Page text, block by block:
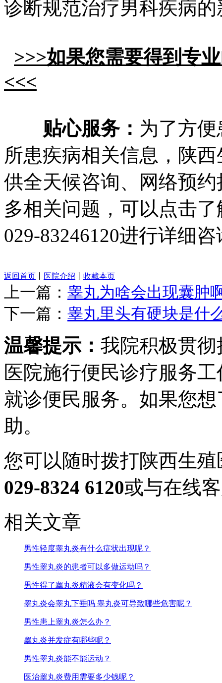
诊断规范治疗男科疾病
>>>如果您需要得到专
<<<
贴心服务： 为了方
所患疾病相关信息，陕
供全天候咨询、网络预
多相关问题，可以点击
029-83246120进行详细
返回首页 医院介绍 收藏本页
上一篇： 睾丸为啥会出现囊肿
下一篇： 睾丸里头有硬块是什
温馨提示： 我院积极贯
医院施行便民诊疗服务
就诊便民服务。如果您
助。
您可以随时拨打陕西生
029-8324 6120或与在线
相关文章
男性轻度睾丸炎有什么症状出现呢？
男性睾丸炎的患者可以多做运动吗？
男性得了睾丸炎精液会有变化吗？
睾丸炎会睾丸下垂吗 睾丸炎可导致哪些危害呢？
男性患上睾丸炎怎么办？
睾丸炎并发症有哪些呢？
男性睾丸炎能不能运动？
医治睾丸炎费用需要多少钱呢？